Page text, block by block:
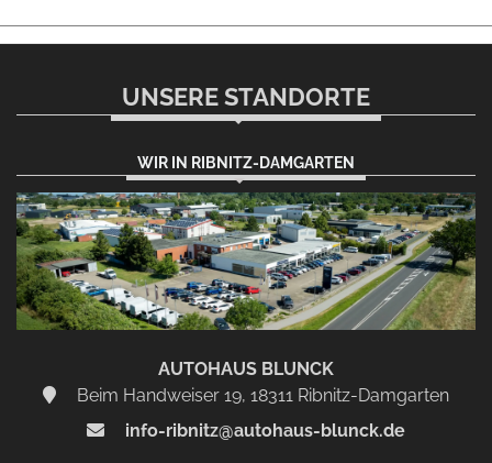
UNSERE STANDORTE
WIR IN RIBNITZ-DAMGARTEN
AUTOHAUS BLUNCK
Beim Handweiser 19, 18311 Ribnitz-Damgarten
info-ribnitz@autohaus-blunck.de